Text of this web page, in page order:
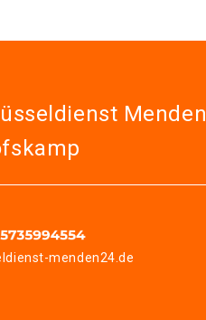
Menden
menden24.de